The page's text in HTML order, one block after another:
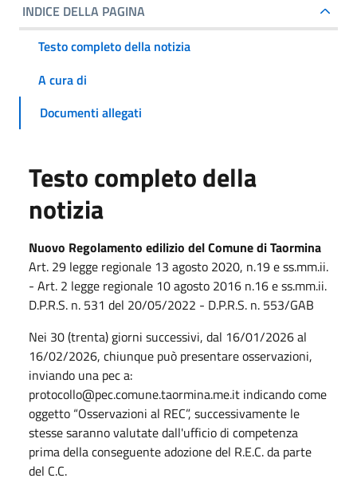
INDICE DELLA PAGINA
Testo completo della notizia
A cura di
Documenti allegati
Testo completo della
notizia
Nuovo Regolamento edilizio del Comune di Taormina
Art. 29 legge regionale 13 agosto 2020, n.19 e ss.mm.ii.
- Art. 2 legge regionale 10 agosto 2016 n.16 e ss.mm.ii.
D.P.R.S. n. 531 del 20/05/2022 - D.P.R.S. n. 553/GAB
Nei 30 (trenta) giorni successivi, dal 16/01/2026 al
16/02/2026, chiunque può presentare osservazioni,
inviando una pec a:
protocollo@pec.comune.taormina.me.it indicando come
oggetto “Osservazioni al REC”, successivamente le
stesse saranno valutate dall'ufficio di competenza
prima della conseguente adozione del R.E.C. da parte
del C.C.